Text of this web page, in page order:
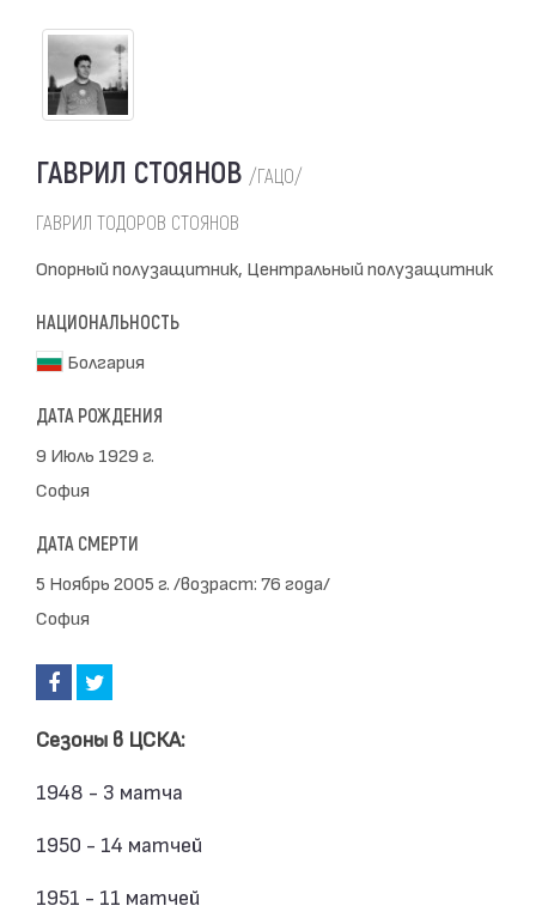
ГАВРИЛ СТОЯНОВ /ГАЦО/
ГАВРИЛ ТОДОРОВ СТОЯНОВ
Опорный полузащитник, Центральный полузащитник
НАЦИОНАЛЬНОСТЬ
Болгария
ДАТА РОЖДЕНИЯ
9 Июль 1929 г.
София
ДАТА СМЕРТИ
5 Ноябрь 2005 г. /возраст: 76 года/
София
Сезоны в ЦСКА:
1948 - 3 матча
1950 - 14 матчей
1951 - 11 матчей